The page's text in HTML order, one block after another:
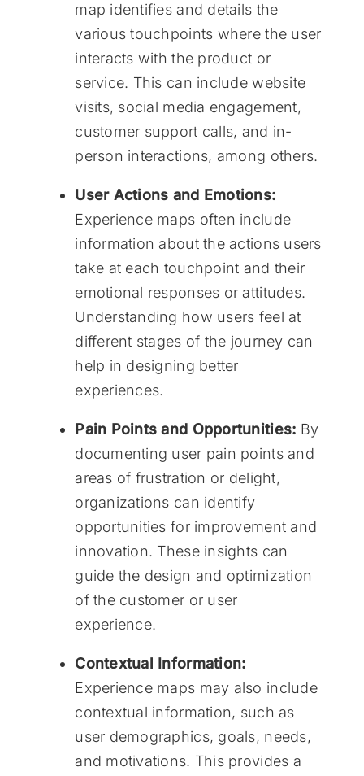
map identifies and details the
various touchpoints where the user
interacts with the product or
service. This can include website
visits, social media engagement,
customer support calls, and in-
person interactions, among others.
User Actions and Emotions:
Experience maps often include
information about the actions users
take at each touchpoint and their
emotional responses or attitudes.
Understanding how users feel at
different stages of the journey can
help in designing better
experiences.
Pain Points and Opportunities: By
documenting user pain points and
areas of frustration or delight,
organizations can identify
opportunities for improvement and
innovation. These insights can
guide the design and optimization
of the customer or user
experience.
Contextual Information:
Experience maps may also include
contextual information, such as
user demographics, goals, needs,
and motivations. This provides a